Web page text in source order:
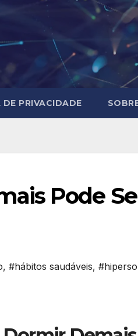
PRIVACIDADE
Pode
, #hábitos saudáveis,